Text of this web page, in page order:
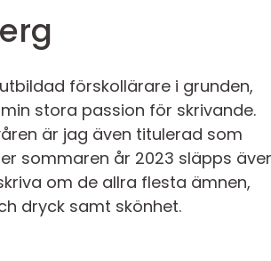
förskollärare i grunden,
stora passion för skrivande.
är jag även titulerad som
sommaren år 2023 släpps
om de allra flesta ämnen,
dryck samt skönhet.